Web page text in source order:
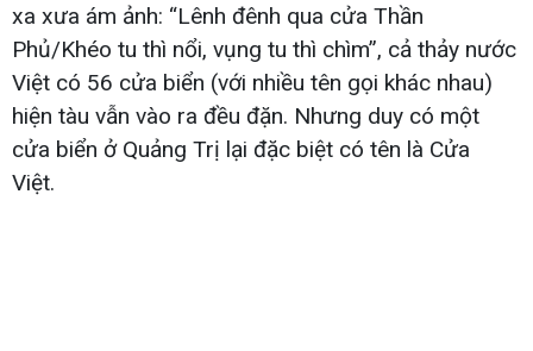
xa xưa ám ảnh: “Lênh đênh qua cửa Thần
Phủ/Khéo tu thì nổi, vụng tu thì chìm”, cả thảy nước
Việt có 56 cửa biển (với nhiều tên gọi khác nhau)
hiện tàu vẫn vào ra đều đặn. Nhưng duy có một
cửa biển ở Quảng Trị lại đặc biệt có tên là Cửa
Việt.